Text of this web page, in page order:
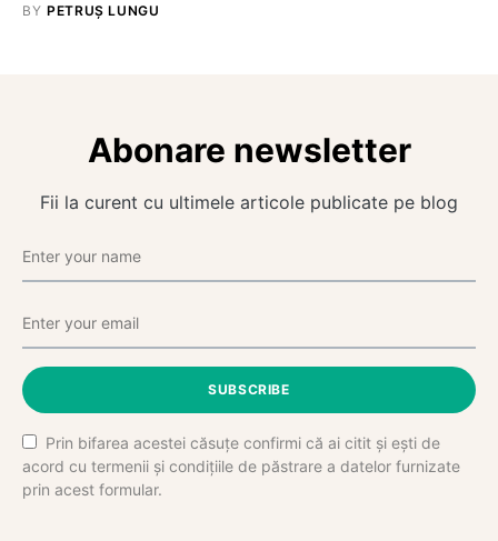
BY PETRUȘ LUNGU
Abonare newsletter
Fii la curent cu ultimele articole publicate pe blog
SUBSCRIBE
Prin bifarea acestei căsuțe confirmi că ai citit și ești de
acord cu termenii și condițiile de păstrare a datelor furnizate
prin acest formular.